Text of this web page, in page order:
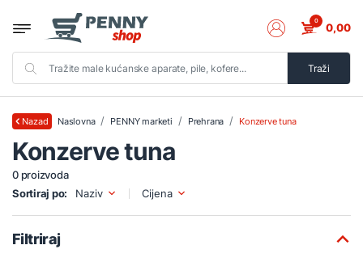
Traži
0 0,00
Nazad Naslovna PENNY marketi Prehrana Konzerve tuna
Konzerve tuna
0 proizvoda
Sortiraj po:
Naziv Cijena
Filtriraj